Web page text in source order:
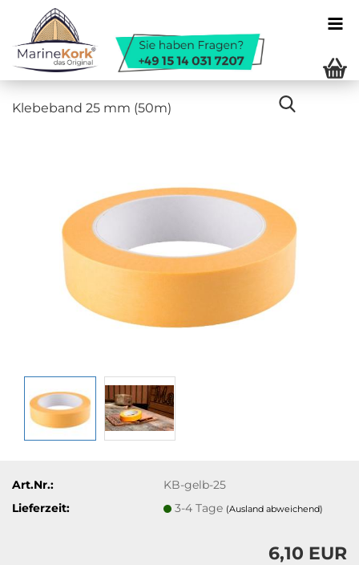
Kle­be­band 25 mm (50m)
Art.Nr.:
KB-gelb-25
Lieferzeit:
3-4 Tage (Ausland abweichend)
6,10 EUR